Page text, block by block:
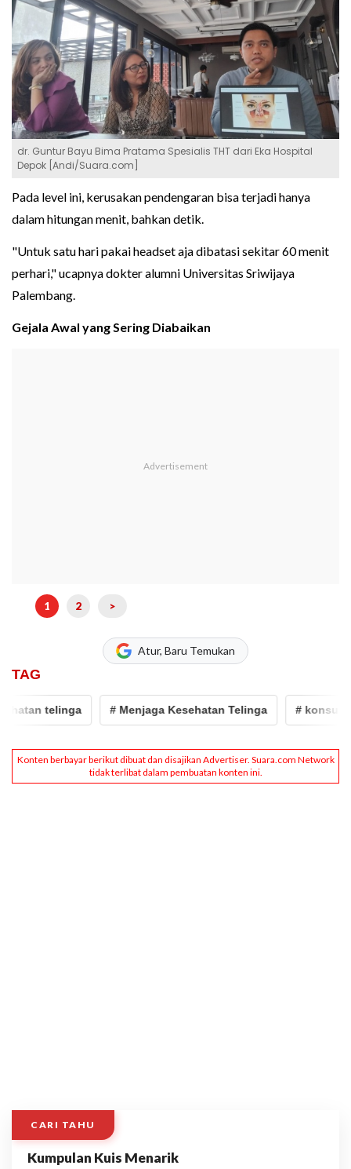
dr. Guntur Bayu Bima Pratama Spesialis THT dari Eka Hospital
Depok [Andi/Suara.com]
Pada level ini, kerusakan pendengaran bisa terjadi hanya
dalam hitungan menit, bahkan detik.
"Untuk satu hari pakai headset aja dibatasi sekitar 60 menit
perhari," ucapnya dokter alumni Universitas Sriwijaya
Palembang.
Gejala Awal yang Sering Diabaikan
1 2 >
Atur, Baru Temukan
TAG
# Menjaga Kesehatan Telinga # konsultasi
CARI TAHU
Kumpulan Kuis Menarik